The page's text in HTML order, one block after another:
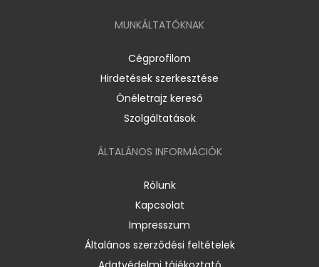
MUNKÁLTATÓKNAK
Cégprofilom
Hirdetések szerkesztése
Önéletrajz kereső
Szolgáltatások
ÁLTALÁNOS INFORMÁCIÓK
Rólunk
Kapcsolat
Impresszum
Általános szerződési feltételek